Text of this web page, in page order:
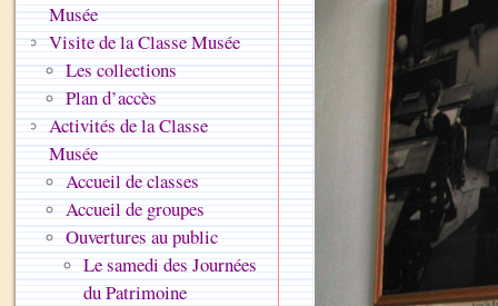
Musée
Visite de la Classe Musée
Les collections
Plan d’accès
Activités de la Classe
Musée
Accueil de classes
Accueil de groupes
Ouvertures au public
Le samedi des Journées
du Patrimoine